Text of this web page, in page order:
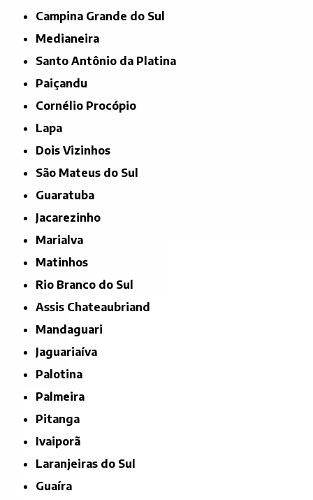
Campina Grande do Sul
Medianeira
Santo Antônio da Platina
Paiçandu
Cornélio Procópio
Lapa
Dois Vizinhos
São Mateus do Sul
Guaratuba
Jacarezinho
Marialva
Matinhos
Rio Branco do Sul
Assis Chateaubriand
Mandaguari
Jaguariaíva
Palotina
Palmeira
Pitanga
Ivaiporã
Laranjeiras do Sul
Guaíra